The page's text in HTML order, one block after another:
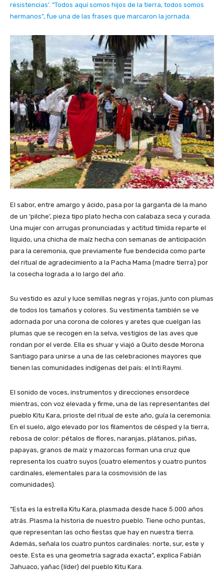
resistencias’. “Todos aquí somos hijos de la tierra, todos somos
hermanos”, fue una de las frases que marcaron la jornada.
El sabor, entre amargo y ácido, pasa por la garganta de la mano
de un ‘pilche’, pieza tipo plato hecha con calabaza seca y curada.
Una mujer con arrugas pronunciadas y actitud tímida reparte el
líquido, una chicha de maíz hecha con semanas de anticipación
para la ceremonia, que previamente fue bendecida como parte
del ritual de agradecimiento a la Pacha Mama (madre tierra) por
la cosecha lograda a lo largo del año.
Su vestido es azul y luce semillas negras y rojas, junto con plumas
de todos los tamaños y colores. Su vestimenta también se ve
adornada por una corona de colores y aretes que cuelgan las
plumas que se recogen en la selva, vestigios de las aves que
rondan por el verde. Ella es shuar y viajó a Quito desde Morona
Santiago para unirse a una de las celebraciones mayores que
tienen las comunidades indígenas del país: el Inti Raymi.
El sonido de voces, instrumentos y direcciones ensordece
mientras, con voz elevada y firme, una de las representantes del
pueblo Kitu Kara, prioste del ritual de este año, guía la ceremonia.
En el suelo, algo elevado por los filamentos de césped y la tierra,
rebosa de color: pétalos de flores, naranjas, plátanos, piñas,
papayas, granos de maíz y mazorcas forman una cruz que
representa los cuatro suyos (cuatro elementos y cuatro puntos
cardinales, elementales para la cosmovisión de las
comunidades).
“Esta es la estrella Kitu Kara, plasmada desde hace 5.000 años
atrás. Plasma la historia de nuestro pueblo. Tiene ocho puntas,
que representan las ocho fiestas que hay en nuestra tierra.
Además, señala los cuatro puntos cardinales: norte, sur, este y
oeste. Esta es una geometría sagrada exacta”, explica Fabián
Jahuaco, yañac (líder) del pueblo Kitu Kara.